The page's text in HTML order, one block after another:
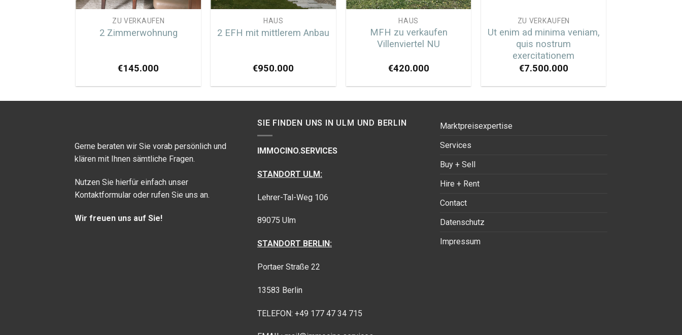
ZU VERKAUFEN
2 Zimmerwohnung
€145.000
HAUS
2 EFH mit mittlerem Anbau
€950.000
HAUS
MFH zu verkaufen
Villenviertel NU
€420.000
ZU VERKAUFEN
Ut enim ad minima veniam,
quis nostrum
exercitationem
€7.500.000
Gerne beraten wir Sie vorab persönlich und
klären mit Ihnen sämtliche Fragen.
Nutzen Sie hierfür einfach unser
Kontaktformular oder rufen Sie uns an.
Wir freuen uns auf Sie!
SIE FINDEN UNS IN ULM UND BERLIN
IMMOCINO.SERVICES
STANDORT ULM:
Lehrer-Tal-Weg 106
89075 Ulm
STANDORT BERLIN:
Portaer Straße 22
13583 Berlin
TELEFON: +49 177 47 34 715
Marktpreisexpertise
Services
Buy + Sell
Hire + Rent
Contact
Datenschutz
Impressum